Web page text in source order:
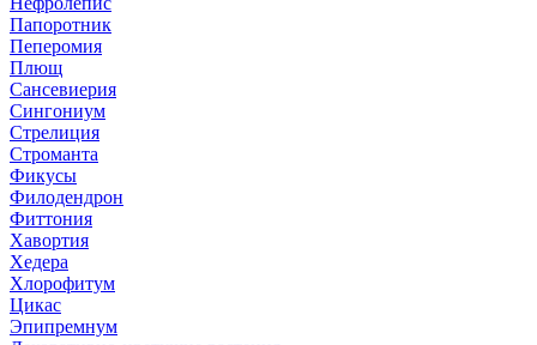
Папоротник
Пеперомия
Плющ
Сансевиерия
Сингониум
Стрелиция
Строманта
Фикусы
Филодендрон
Фиттония
Хавортия
Хедера
Хлорофитум
Цикас
Эпипремнум